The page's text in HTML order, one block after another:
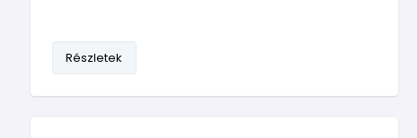
Részletek